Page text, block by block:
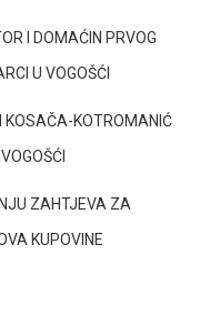
I DOMAĆIN PRVOG
U VOGOŠĆI
KOSAČA-KOTROMANIĆ
ZAHTJEVA ZA
KUPOVINE